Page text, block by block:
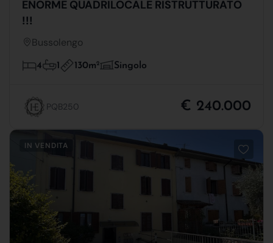
ENORME QUADRILOCALE RISTRUTTURATO
!!!
Bussolengo
4 1 130m2 Singolo
PQB250 € 240.000
IN VENDITA